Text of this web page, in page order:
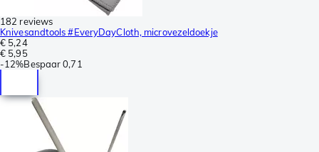
182 reviews
Knivesandtools #EveryDayCloth, microvezeldoekje
€ 5,24
€ 5,95
-12%Bespaar 0,71